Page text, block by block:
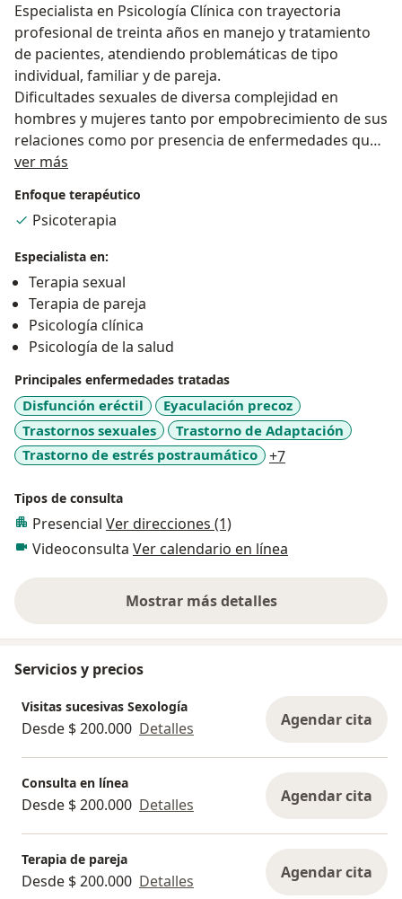
Especialista en Psicología Clínica con trayectoria
profesional de treinta años en manejo y tratamiento
de pacientes, atendiendo problemáticas de tipo
individual, familiar y de pareja.
Dificultades sexuales de diversa complejidad en
hombres y mujeres tanto por empobrecimiento de sus
relaciones como por presencia de enfermedades que
afectan su capacidad sexual. Temas relacionados con
homosexualidad, promiscuidad, fidelidad, sexo grupal,
intercambios de pareja, masturbación, pornografía,
erotismo empobrecido, impotencia, pérdida del
control de la eyaculación, disminución del deseo
sexual, sexo durante el embarazo, placer visual y
exhibicionismo. Atención a niños y adolescentes y
orientación a padres por alteraciones de tipo
académico, educativo, comportamental. Uso de
alcohol y drogas Apoyo en problemas de la Salud por
diagnósticos de enfermedades crónicas y terminales:
Cáncer, Insuficiencia Renal, Diabetes, VIH/SIDA,, Dolor
intratable.
DURACION DE LA CONSULTA: 1 HORA
ver más
Enfoque terapéutico
Psicoterapia
Especialista en:
Terapia sexual
Terapia de pareja
Psicología clínica
Psicología de la salud
Principales enfermedades tratadas
Disfunción eréctil
Eyaculación precoz
Trastornos sexuales
Trastorno de Adaptación
Trastorno de estrés postraumático
+7
Tipos de consulta
Presencial Ver direcciones (1)
Videoconsulta Ver calendario en línea
Mostrar más detalles
sobre la experiencia
Servicios y precios
Visitas sucesivas Sexología
Desde $ 200.000 Detalles Agendar cita
Consulta en línea
Desde $ 200.000 Detalles Agendar cita
Terapia de pareja
Desde $ 200.000 Detalles Agendar cita